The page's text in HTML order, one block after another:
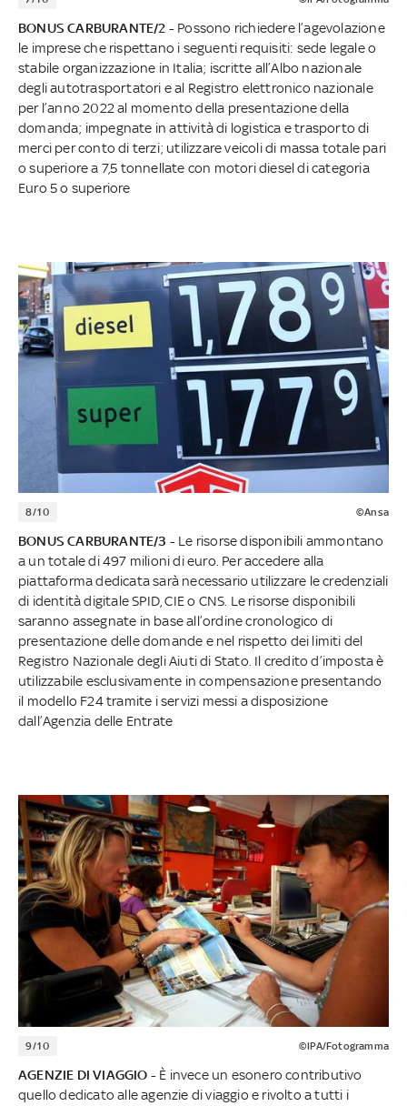
BONUS CARBURANTE/2 - Possono richiedere l’agevolazione
le imprese che rispettano i seguenti requisiti: sede legale o
stabile organizzazione in Italia; iscritte all’Albo nazionale
degli autotrasportatori e al Registro elettronico nazionale
per l’anno 2022 al momento della presentazione della
domanda; impegnate in attività di logistica e trasporto di
merci per conto di terzi; utilizzare veicoli di massa totale pari
o superiore a 7,5 tonnellate con motori diesel di categoria
Euro 5 o superiore
8/10 ©Ansa
BONUS CARBURANTE/3 - Le risorse disponibili ammontano
a un totale di 497 milioni di euro. Per accedere alla
piattaforma dedicata sarà necessario utilizzare le credenziali
di identità digitale SPID, CIE o CNS. Le risorse disponibili
saranno assegnate in base all’ordine cronologico di
presentazione delle domande e nel rispetto dei limiti del
Registro Nazionale degli Aiuti di Stato. Il credito d’imposta è
utilizzabile esclusivamente in compensazione presentando
il modello F24 tramite i servizi messi a disposizione
dall’Agenzia delle Entrate
9/10 ©IPA/Fotogramma
AGENZIE DI VIAGGIO - È invece un esonero contributivo
quello dedicato alle agenzie di viaggio e rivolto a tutti i